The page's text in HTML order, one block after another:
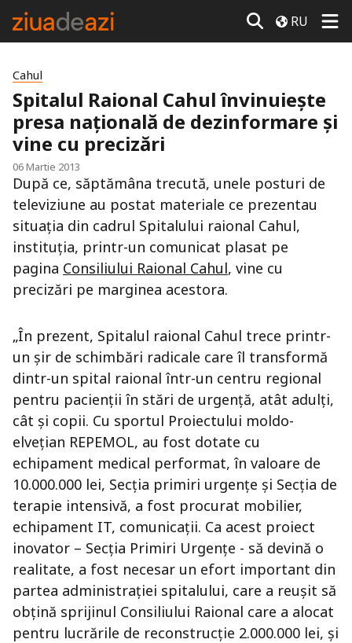
RU
Cahul
Spitalul Raional Cahul învinuieşte
presa naţională de dezinformare şi
vine cu precizări
06 Martie 2013
După ce, săptămâna trecută, unele posturi de
televiziune au postat materiale ce prezentau
situaţia din cadrul Spitalului raional Cahul,
instituţia, printr-un comunicat plasat pe
pagina Consiliului Raional Cahul, vine cu
precizări pe marginea acestora.
„În prezent, Spitalul raional Cahul trece printr-
un șir de schimbări radicale care îl transformă
dintr-un spital raional într-un centru regional
pentru pacienții în stări de urgență, atât adulți,
cât și copii. Cu sportul Proiectului moldo-
elvețian REPEMOL, au fost dotate cu
echipament medical performat, în valoare de
10.000.000 lei, Secția primiri urgențe și Secția de
terapie intensivă, a fost procurat mobilier,
echipament IT, comunicații. Ca acest proiect
inovator – Secția Primiri Urgențe - să devină o
realitate, a fost necesar un efort important din
partea administrației spitalului, care a reușit să
obțină sprijinul Consiliului Raional care a alocat
pentru lucrările de reconstrucție 2.000.000 lei, și